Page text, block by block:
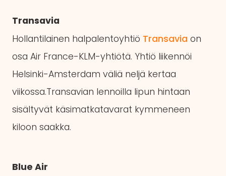
Transavia
Hollantilainen halpalentoyhtiö Transavia on
osa Air France-KLM-yhtiötä. Yhtiö liikennöi
Helsinki-Amsterdam väliä neljä kertaa
viikossa.Transavian lennoilla lipun hintaan
sisältyvät käsimatkatavarat kymmeneen
kiloon saakka.
Blue Air